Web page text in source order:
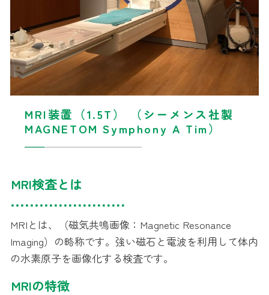
MRI装置（1.5T） （シーメンス社製
MAGNETOM Symphony A Tim）
MRI検査とは
MRIとは、（磁気共鳴画像：Magnetic Resonance
Imaging）の略称です。強い磁石と電波を利用して体内
の水素原子を画像化する検査です。
MRIの特徴